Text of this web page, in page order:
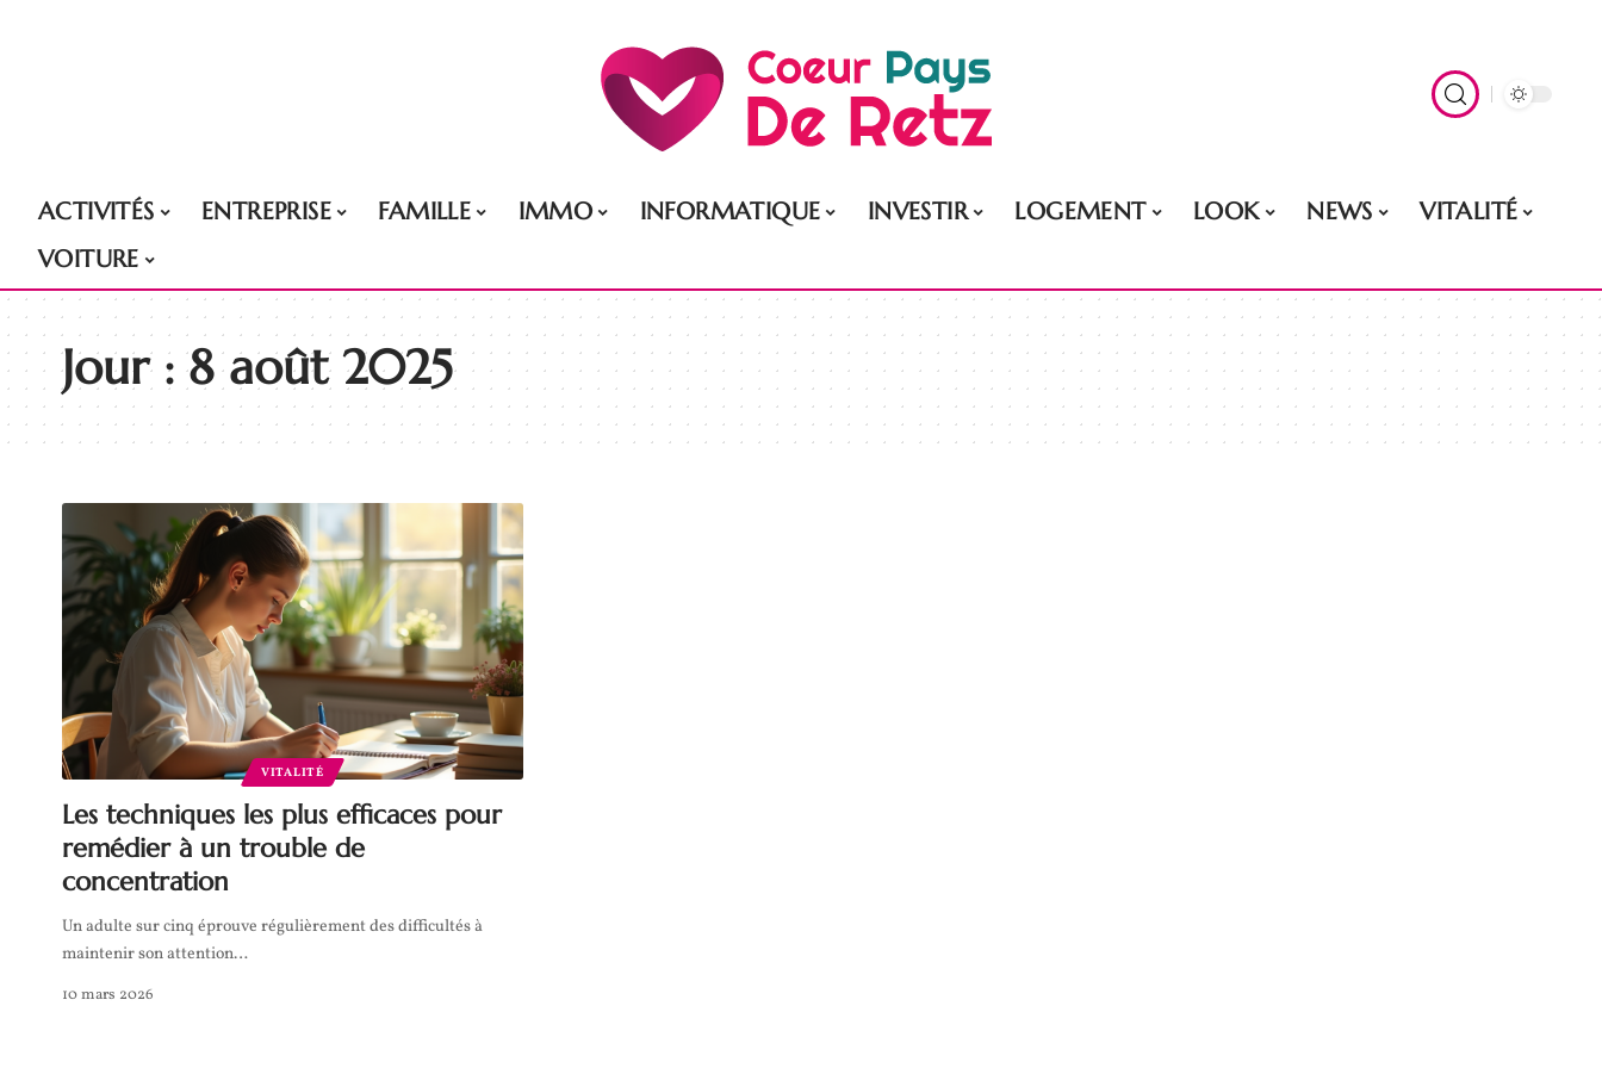
ACTIVITÉS ENTREPRISE FAMILLE IMMO INFORMATIQUE INVESTIR LOGEMENT LOOK NEWS
VITALITÉ
VOITURE
Jour :8 août 2025
VITALITÉ
Les techniques les plus efficaces pour
remédier à un trouble de
concentration
Un adulte sur cinq éprouve régulièrement des difficultés à
maintenir son attention…
10 mars 2026